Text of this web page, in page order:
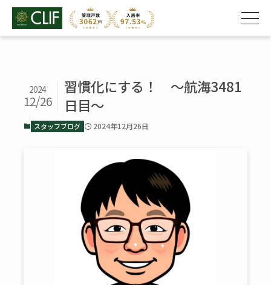
習慣化にする！ ～航海3481
日目～
2024
12/26
スタッフブログ 2024年12月26日